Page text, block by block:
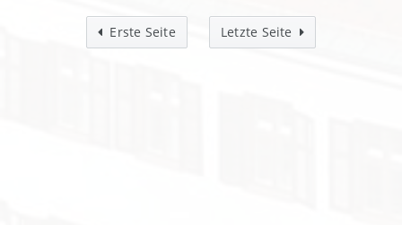
Erste Seite Letzte Seite